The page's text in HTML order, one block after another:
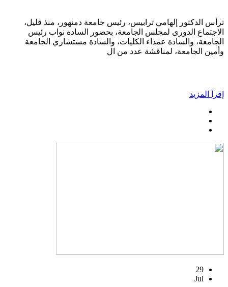
ترأس الدكتور إلهامي ترابيس، رئيس جامعة دمنهور، منذ قليل،
الاجتماع الدورى لمجلس الجامعة، بحضور السادة نواب رئيس
الجامعة، والسادة عمداء الكليات، والسادة مستشاري الجامعة
وأمين الجامعة، لمناقشة عدد من ال
إقرأ المزيد
29
Jul